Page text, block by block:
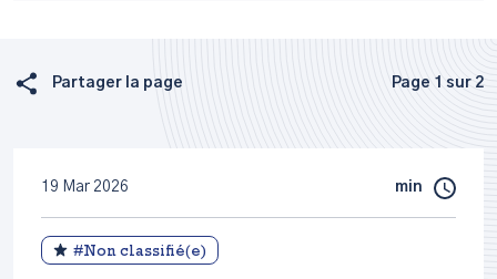
Partager la page Page 1 sur 2
19 Mar 2026 min
#Non classifié(e)